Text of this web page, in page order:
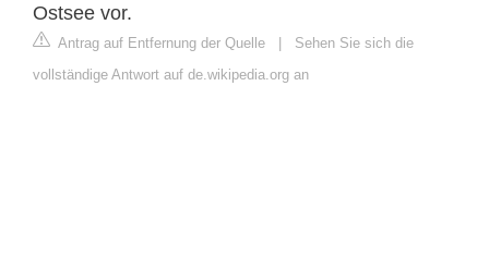
Ostsee vor.
Antrag auf Entfernung der Quelle | Sehen Sie sich die
vollständige Antwort auf de.wikipedia.org an